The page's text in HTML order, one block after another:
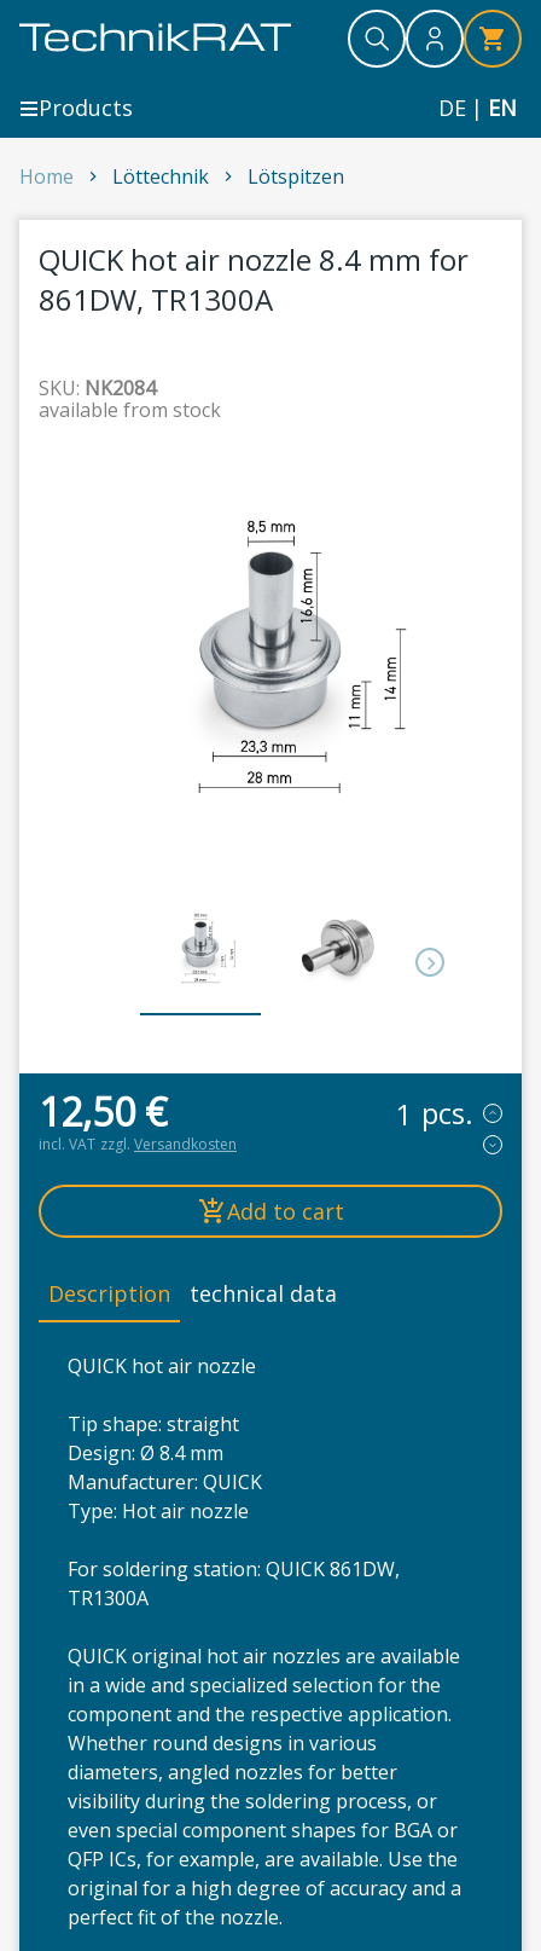
Search
Search
Search
DE | EN
Products
Home Löttechnik Lötspitzen
QUICK hot air nozzle 8.4 mm for 861DW, TR1300A
QUICK hot air nozzle 8.4 mm for
861DW, TR1300A
SKU: NK2084
available from stock
12,50€
incl. VAT zzgl. Versandkosten
1
pcs.
Add to cart
Description technical data
QUICK hot air nozzle
Tip shape: straight
Design: Ø 8.4 mm
Manufacturer: QUICK
Type: Hot air nozzle
For soldering station: QUICK 861DW,
TR1300A
QUICK original hot air nozzles are available
in a wide and specialized selection for the
component and the respective application.
Whether round designs in various
diameters, angled nozzles for better
visibility during the soldering process, or
even special component shapes for BGA or
QFP ICs, for example, are available. Use the
original for a high degree of accuracy and a
perfect fit of the nozzle.